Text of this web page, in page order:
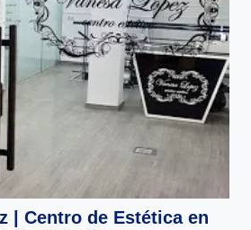
| Centro de Estética en